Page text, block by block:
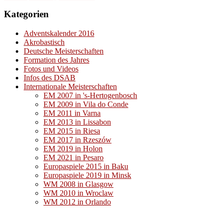
Kategorien
Adventskalender 2016
Akrobastisch
Deutsche Meisterschaften
Formation des Jahres
Fotos und Videos
Infos des DSAB
Internationale Meisterschaften
EM 2007 in 's-Hertogenbosch
EM 2009 in Vila do Conde
EM 2011 in Varna
EM 2013 in Lissabon
EM 2015 in Riesa
EM 2017 in Rzeszów
EM 2019 in Holon
EM 2021 in Pesaro
Europaspiele 2015 in Baku
Europaspiele 2019 in Minsk
WM 2008 in Glasgow
WM 2010 in Wroclaw
WM 2012 in Orlando